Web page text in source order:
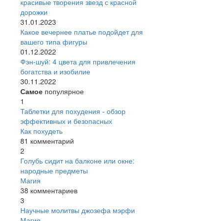
красивые творения звезд с красной
дорожки
31.01.2023
Какое вечернее платье подойдет для
вашего типа фигуры
01.12.2022
Фэн-шуй: 4 цвета для привлечения
богатства и изобилие
30.11.2022
Самоепопулярное
1
Таблетки для похудения - обзор
эффективных и безопасных
Как похудеть
81 комментарий
2
Голубь сидит на балконе или окне:
народные предметы
Магия
38 комментариев
3
Научные молитвы джозефа мэрфи